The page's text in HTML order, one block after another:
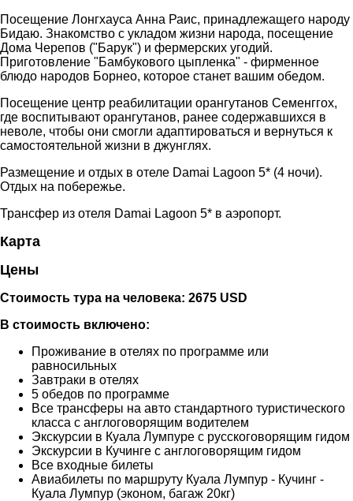
Посещение Лонгхауса Анна Раис, принадлежащего народу
Бидаю. Знакомство с укладом жизни народа, посещение
Дома Черепов ("Барук") и фермерских угодий.
Приготовление "Бамбукового цыпленка" - фирменное
блюдо народов Борнео, которое станет вашим обедом.
Посещение центр реабилитации орангутанов Семенггох,
где воспитывают орангутанов, ранее содержавшихся в
неволе, чтобы они смогли адаптироваться и вернуться к
самостоятельной жизни в джунглях.
Размещение и отдых в отеле Damai Lagoon 5* (4 ночи).
Отдых на побережье.
Трансфер из отеля Damai Lagoon 5* в аэропорт.
Карта
Цены
Стоимость тура на человека: 2675 USD
В стоимость включено:
Проживание в отелях по программе или
равносильных
Завтраки в отелях
5 обедов по программе
Все трансферы на авто стандартного туристического
класса с англоговорящим водителем
Экскурсии в Куала Лумпуре с русскоговорящим гидом
Экскурсии в Кучинге с англоговорящим гидом
Все входные билеты
Авиабилеты по маршруту Куала Лумпур - Кучинг -
Куала Лумпур (эконом, багаж 20кг)